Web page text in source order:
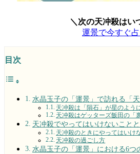
＼次の天冲殺はい
運景で今すぐ占
目次
水晶玉子の「運景」で訪れる「
天冲殺は「隕石」が星のよう
天冲殺はゲッターズ飯田の「
天冲殺でやってはいけないこと
天冲殺のときにやってはいけ
天冲殺の過ごし方
水晶玉子の「運景」における6つ